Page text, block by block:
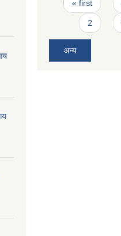
« first
2
अन्य